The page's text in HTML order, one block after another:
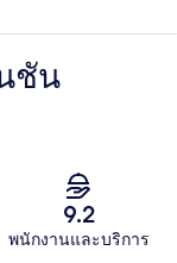
ชัน
9.2
พนักงานและบริการ